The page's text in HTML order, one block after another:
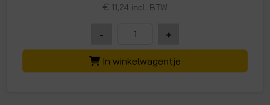
€ 11,24 incl. BTW
- +
In winkelwagentje